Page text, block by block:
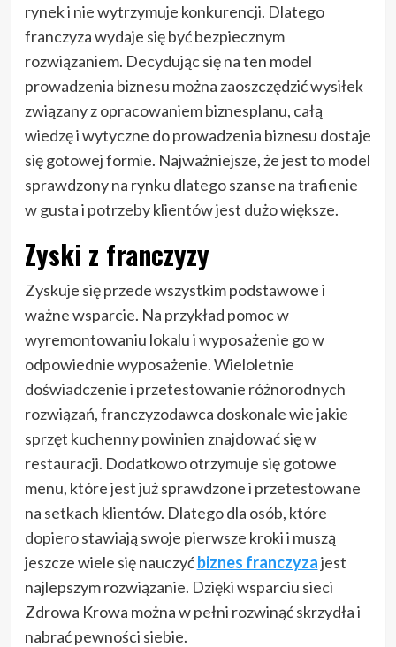
rynek i nie wytrzymuje konkurencji. Dlatego
franczyza wydaje się być bezpiecznym
rozwiązaniem. Decydując się na ten model
prowadzenia biznesu można zaoszczędzić wysiłek
związany z opracowaniem biznesplanu, całą
wiedzę i wytyczne do prowadzenia biznesu dostaje
się gotowej formie. Najważniejsze, że jest to model
sprawdzony na rynku dlatego szanse na trafienie
w gusta i potrzeby klientów jest dużo większe.
Zyski z franczyzy
Zyskuje się przede wszystkim podstawowe i
ważne wsparcie. Na przykład pomoc w
wyremontowaniu lokalu i wyposażenie go w
odpowiednie wyposażenie. Wieloletnie
doświadczenie i przetestowanie różnorodnych
rozwiązań, franczyzodawca doskonale wie jakie
sprzęt kuchenny powinien znajdować się w
restauracji. Dodatkowo otrzymuje się gotowe
menu, które jest już sprawdzone i przetestowane
na setkach klientów. Dlatego dla osób, które
dopiero stawiają swoje pierwsze kroki i muszą
jeszcze wiele się nauczyćbiznes franczyzajest
najlepszym rozwiązanie. Dzięki wsparciu sieci
Zdrowa Krowa można w pełni rozwinąć skrzydła i
nabrać pewności siebie.